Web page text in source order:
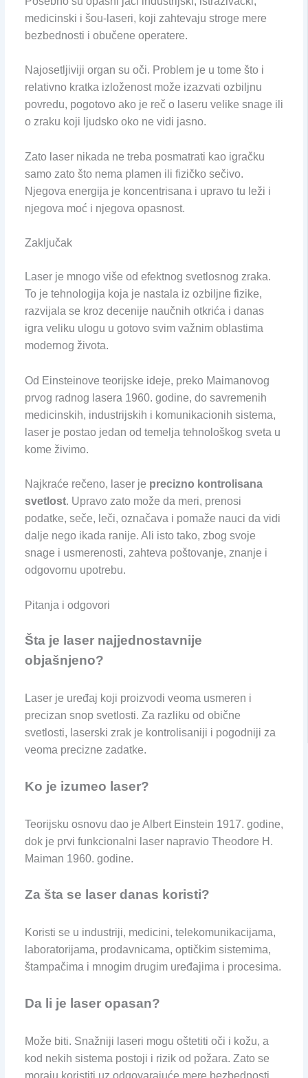
medicinski i šou-laseri, koji zahtevaju stroge mere
bezbednosti i obučene operatere.
Najosetljiviji organ su oči. Problem je u tome što i
relativno kratka izloženost može izazvati ozbiljnu
povredu, pogotovo ako je reč o laseru velike snage ili
o zraku koji ljudsko oko ne vidi jasno.
Zato laser nikada ne treba posmatrati kao igračku
samo zato što nema plamen ili fizičko sečivo.
Njegova energija je koncentrisana i upravo tu leži i
njegova moć i njegova opasnost.
Zaključak
Laser je mnogo više od efektnog svetlosnog zraka.
To je tehnologija koja je nastala iz ozbiljne fizike,
razvijala se kroz decenije naučnih otkrića i danas
igra veliku ulogu u gotovo svim važnim oblastima
modernog života.
Od Einsteinove teorijske ideje, preko Maimanovog
prvog radnog lasera 1960. godine, do savremenih
medicinskih, industrijskih i komunikacionih sistema,
laser je postao jedan od temelja tehnološkog sveta u
kome živimo.
Najkraće rečeno, laser je precizno kontrolisana
svetlost. Upravo zato može da meri, prenosi
podatke, seče, leči, označava i pomaže nauci da vidi
dalje nego ikada ranije. Ali isto tako, zbog svoje
snage i usmerenosti, zahteva poštovanje, znanje i
odgovornu upotrebu.
Pitanja i odgovori
Šta je laser najjednostavnije
objašnjeno?
Laser je uređaj koji proizvodi veoma usmeren i
precizan snop svetlosti. Za razliku od obične
svetlosti, laserski zrak je kontrolisaniji i pogodniji za
veoma precizne zadatke.
Ko je izumeo laser?
Teorijsku osnovu dao je Albert Einstein 1917. godine,
dok je prvi funkcionalni laser napravio Theodore H.
Maiman 1960. godine.
Za šta se laser danas koristi?
Koristi se u industriji, medicini, telekomunikacijama,
laboratorijama, prodavnicama, optičkim sistemima,
štampačima i mnogim drugim uređajima i procesima.
Da li je laser opasan?
Može biti. Snažniji laseri mogu oštetiti oči i kožu, a
kod nekih sistema postoji i rizik od požara. Zato se